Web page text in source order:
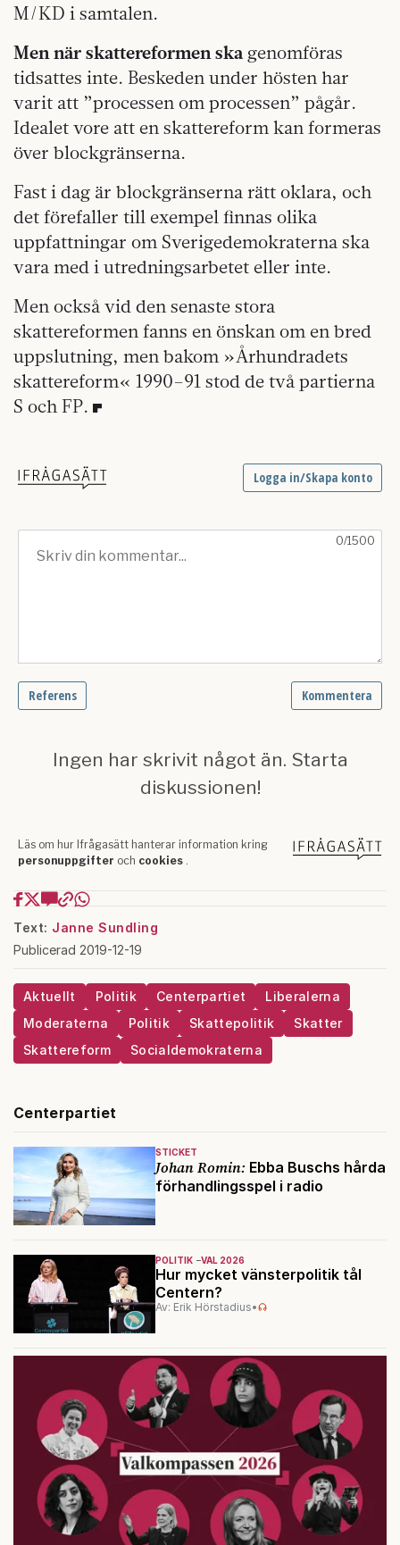
M/KD i samtalen.
Men när skattereformen ska genomföras
tidsattes inte. Beskeden under hösten har
varit att ”processen om processen” pågår.
Idealet vore att en skattereform kan formeras
över blockgränserna.
Fast i dag är blockgränserna rätt oklara, och
det förefaller till exempel finnas olika
uppfattningar om Sverigedemokraterna ska
vara med i utredningsarbetet eller inte.
Men också vid den senaste stora
skattereformen fanns en önskan om en bred
uppslutning, men bakom »Århundradets
skattereform« 1990–91 stod de två partierna
S och FP.
Text: Janne Sundling
Publicerad 2019-12-19
Aktuellt Politik Centerpartiet
Liberalerna
Moderaterna
Politik Skattepolitik
Skatter
Skattereform
Socialdemokraterna
Centerpartiet
STICKET
Johan Romin: Ebba Buschs hårda
förhandlingsspel i radio
POLITIK VAL 2026
Hur mycket vänsterpolitik tål
Centern?
Av: Erik Hörstadius•